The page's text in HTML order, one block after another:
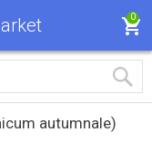
0
autumnale)